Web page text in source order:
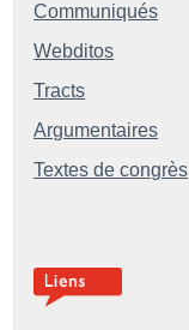
Communiqués
Webditos
Tracts
Argumentaires
Textes de congrès